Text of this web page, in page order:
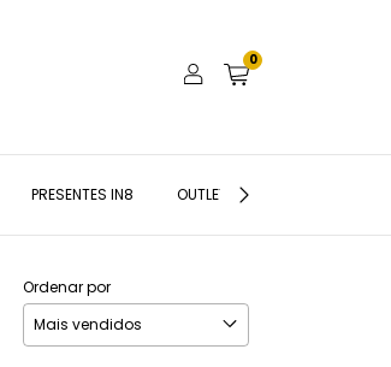
0
PRESENTES IN8 OUTLET
Ordenar por